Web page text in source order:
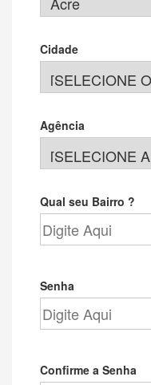
Cidade
Agência
Qual seu Bairro ?
Senha
Confirme a Senha